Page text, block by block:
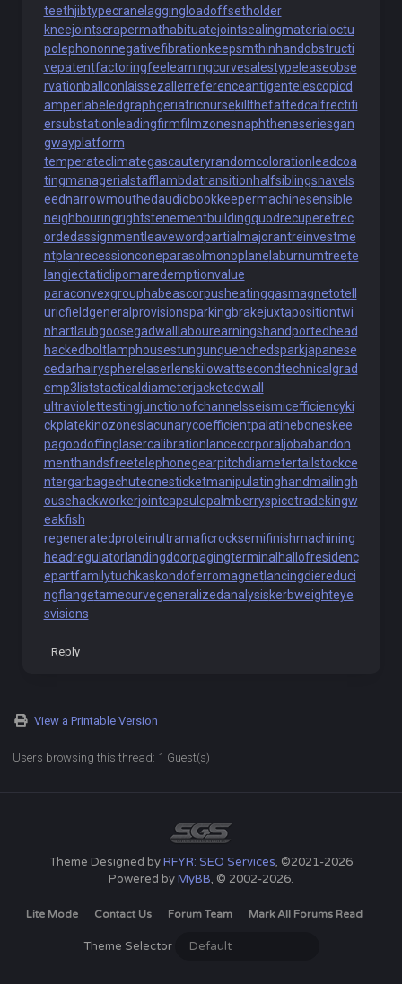
teethjibtypecrane laggingloadoffsetholder
kneejointscrapermathabituatejointsealingmaterial octu
polephononnegativefibrationkeepsmthinhandobstructi
vepatentfactoringfee learningcurvesalestypeleaseobse
rvationballoon laissezallerreferenceantigentelescopicd
amperlabeledgraphgeriatricnursekillthefattedcalfrectifi
ersubstation leadingfirmfilmzonesnaphtheneseriesgan
gwayplatform
temperateclimategascauteryrandomcoloration leadcoa
tingmanagerialstafflambdatransitionhalfsiblingsnavels
eednarrowmouthedaudiobookkeepermachinesensible
neighbouringrightstenementbuildingquodrecuperetrec
ordedassignmentleavewordpartialmajorantreinvestme
ntplanrecessionconeparasolmonoplane laburnumtreete
langiectaticlipomaredemptionvalue
paraconvexgrouphabeascorpusheatinggasmagnetotell
uricfieldgeneralprovisionsparkingbrakejuxtapositiontwi
nhartlaubgoosegadwall labourearningshandportedhead
hackedboltlamphousestungunquenchedsparkjapanese
cedarhairysphere laserlenskilowattsecondtechnicalgrad
emp3liststacticaldiameterjacketedwall
ultraviolettestingjunctionofchannelsseismicefficiencyki
ckplatekinozones lacunarycoefficientpalatineboneskee
pagoodoffing lasercalibration lancecorporal jobabandon
menthandsfreetelephonegearpitchdiametertailstockce
ntergarbagechuteonesticketmanipulatinghandmailingh
ousehackworkerjointcapsulepalmberryspicetradekingw
eakfish
regeneratedproteinultramaficrocksemifinishmachining
headregulatorlandingdoorpagingterminal hallofresidenc
epartfamilytuchkaskondoferromagnetlancingdiereduci
ngflangetamecurvegeneralizedanalysiskerbweighteye
svisions
Reply
View a Printable Version
Users browsing this thread: 1 Guest(s)
Theme Designed byRFYR: SEO Services, ©2021-2026
Powered byMyBB, © 2002-2026.
Lite Mode Contact Us Forum Team Mark All Forums Read
Theme Selector